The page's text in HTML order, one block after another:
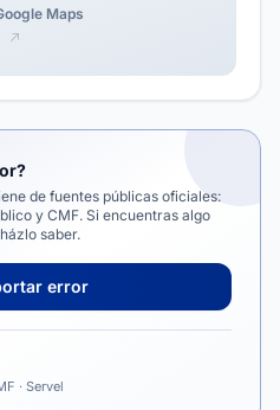
Maps
de fuentes públicas oficiales:
y CMF. Si encuentras algo
saber.
error
· Servel